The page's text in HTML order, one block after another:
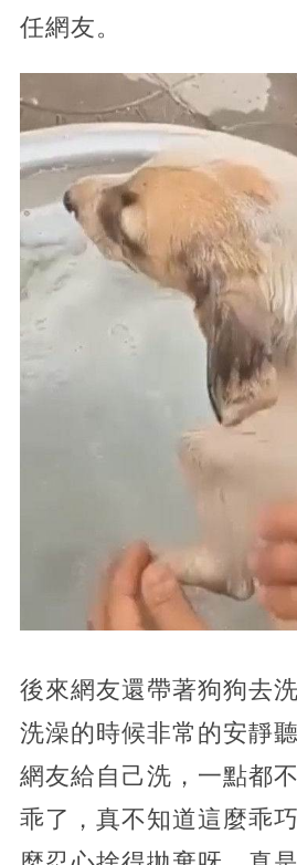
任網友。
後來網友還帶著狗狗去
洗澡的時候非常的安靜
網友給自己洗，一點都
乖了，真不知道這麼乖